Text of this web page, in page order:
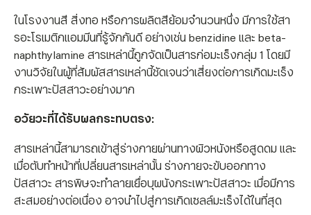
ในโรงงานสี สิ่งทอ หรือการผลิตสีย้อมจำนวนหนึ่ง มีการใช้สา
รอะโรเมติกแอมมีนที่รู้จักกันดี อย่างเช่น benzidine และ beta-
naphthylamine สารเหล่านี้ถูกจัดเป็นสารก่อมะเร็งกลุ่ม 1 โดยมี
งานวิจัยในผู้ที่สัมผัสสารเหล่านี้ชัดเจนว่าเสี่ยงต่อการเกิดมะเร็ง
กระเพาะปัสสาวะอย่างมาก
อวัยวะที่ได้รับผลกระทบตรง:
สารเหล่านี้สามารถเข้าสู่ร่างกายผ่านทางผิวหนังหรือสูดดม และ
เมื่อตับทำหน้าที่เปลี่ยนสารเหล่านั้น ร่างกายจะขับออกทาง
ปัสสาวะ สารพิษจะทำลายเยื่อบุผนังกระเพาะปัสสาวะ เมื่อมีการ
สะสมอย่างต่อเนื่อง อาจนำไปสู่การเกิดเซลล์มะเร็งได้ในที่สุด